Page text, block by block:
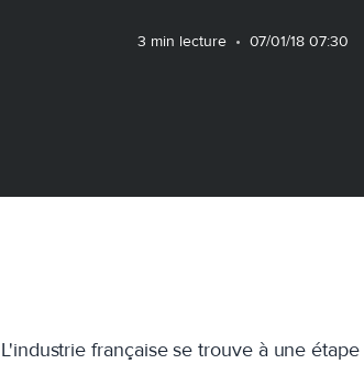
3 min lecture • 07/01/18 07:30
L'industrie française se trouve à une